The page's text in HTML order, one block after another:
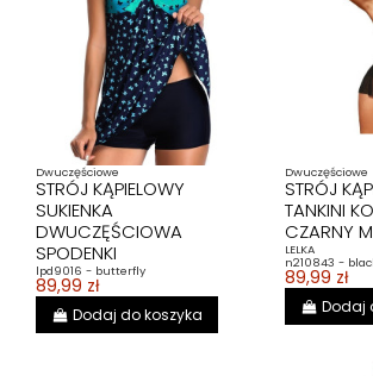
Dwuczęściowe
STRÓJ KĄPIELOWY
SUKIENKA
DWUCZĘŚCIOWA
SPODENKI
lpd9016 - butterfly
89,99 zł
Dodaj do koszyka
Dwuczęściowe
STRÓJ
TANKINI
CZARNY
LELKA
n210843 -
89,99 zł
Dodaj